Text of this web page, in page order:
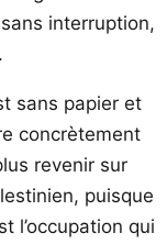
interruption,
sans papier et
concrètement
revenir sur
puisque
l’occupation qui